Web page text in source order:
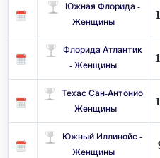
Южная Флорида -
Женщины
Флорида Атлантик
- Женщины
Техас Сан-Антонио
- Женщины
Южный Иллинойс -
Женщины